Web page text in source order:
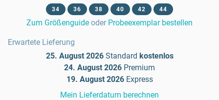
34 36 38 40 42 44
Zum Größenguide oder Probeexemplar bestellen
Erwartete Lieferung
25. August 2026 Standard kostenlos
24. August 2026 Premium
19. August 2026 Express
Mein Lieferdatum berechnen